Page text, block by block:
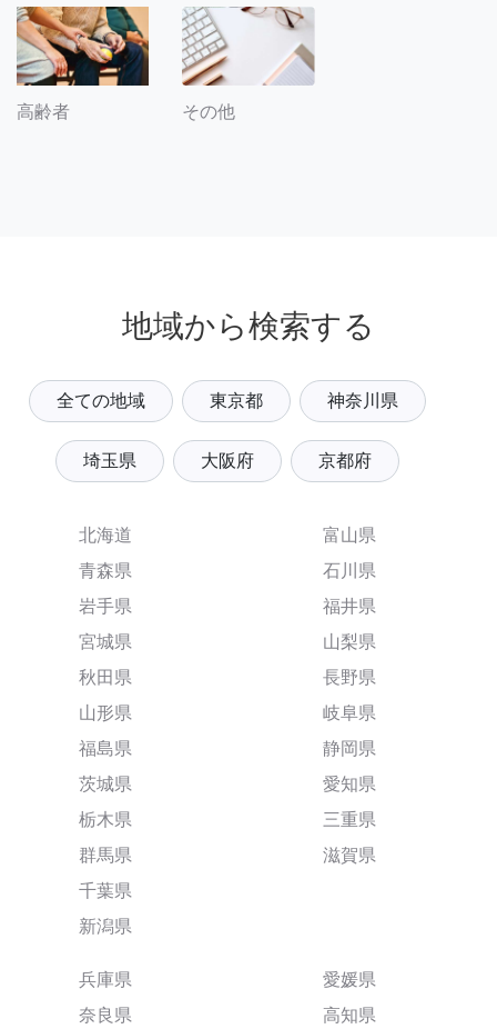
高齢者 その他
地域から検索する
全ての地域 東京都 神奈川県
埼玉県 大阪府 京都府
北海道
青森県
岩手県
宮城県
秋田県
山形県
福島県
茨城県
栃木県
群馬県
千葉県
新潟県
富山県
石川県
福井県
山梨県
長野県
岐阜県
静岡県
愛知県
三重県
滋賀県
兵庫県
奈良県
愛媛県
高知県